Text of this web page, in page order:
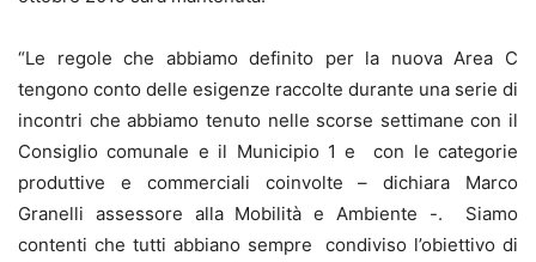
“Le regole che abbiamo definito per la nuova Area C
tengono conto delle esigenze raccolte durante una serie di
incontri che abbiamo tenuto nelle scorse settimane con il
Consiglio comunale e il Municipio 1 e con le categorie
produttive e commerciali coinvolte – dichiara Marco
Granelli assessore alla Mobilità e Ambiente -. Siamo
contenti che tutti abbiano sempre condiviso l’obiettivo di